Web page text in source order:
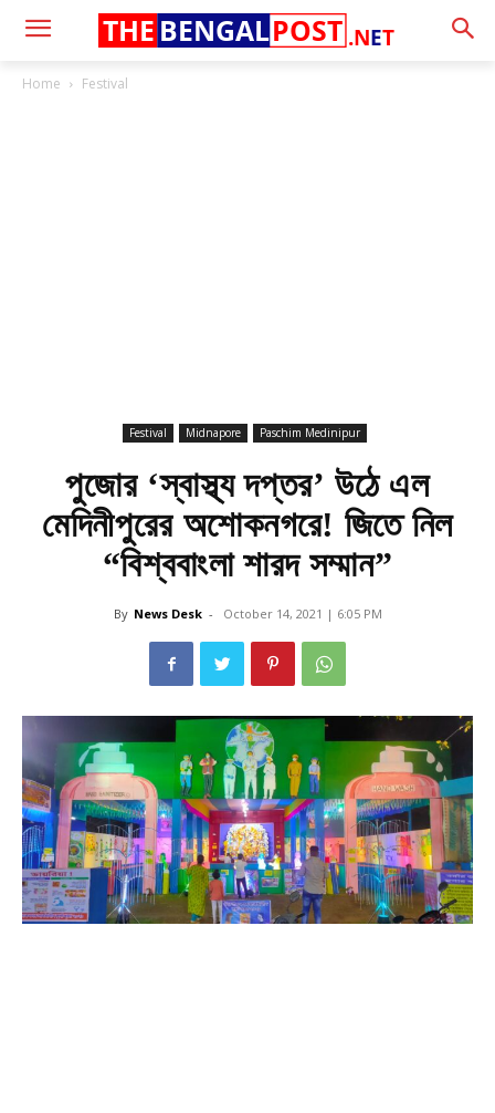
.NET
THE BENGALPOST
Home Festival
Festival Midnapore Paschim Medinipur
পুজোর ‘স্বাস্থ্য দপ্তর’ উঠে এল
মেদিনীপুরের অশোকনগরে! জিতে নিল
“বিশ্ববাংলা শারদ সম্মান”
By News Desk - October 14, 2021 | 6:05 PM